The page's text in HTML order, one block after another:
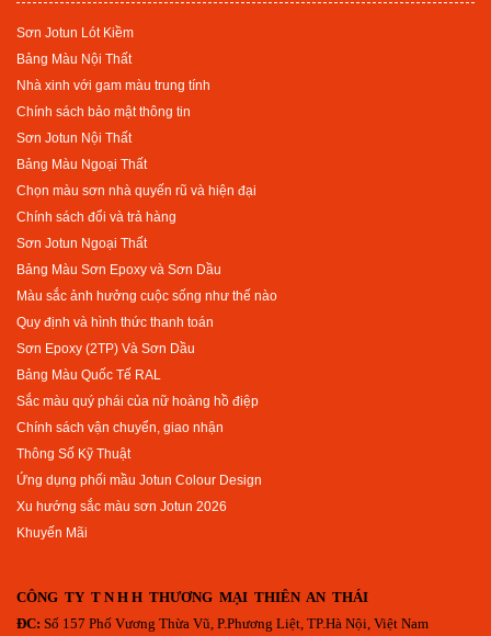
Sơn Jotun Lót Kiềm
Bảng Màu Nội Thất
Nhà xinh với gam màu trung tính
Chính sách bảo mật thông tin
Sơn Jotun Nội Thất
Bảng Màu Ngoại Thất
Chọn màu sơn nhà quyến rũ và hiện đại
Chính sách đổi và trả hàng
Sơn Jotun Ngoại Thất
Bảng Màu Sơn Epoxy và Sơn Dầu
Màu sắc ảnh hưởng cuộc sống như thế nào
Quy định và hình thức thanh toán
Sơn Epoxy (2TP) Và Sơn Dầu
Bảng Màu Quốc Tế RAL
Sắc màu quý phái của nữ hoàng hồ điệp
Chính sách vận chuyển, giao nhận
Thông Số Kỹ Thuật
Ứng dụng phối mầu Jotun Colour Design
Xu hướng sắc màu sơn Jotun 2026
Khuyến Mãi
CÔNG TY T N H H THƯƠNG MẠI THIÊN AN THÁI
ĐC: Số 157 Phố Vương Thừa Vũ, P.Phương Liệt, TP.Hà Nội, Việt Nam